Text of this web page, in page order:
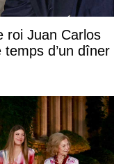
roi Juan Carlos
d’un dîner